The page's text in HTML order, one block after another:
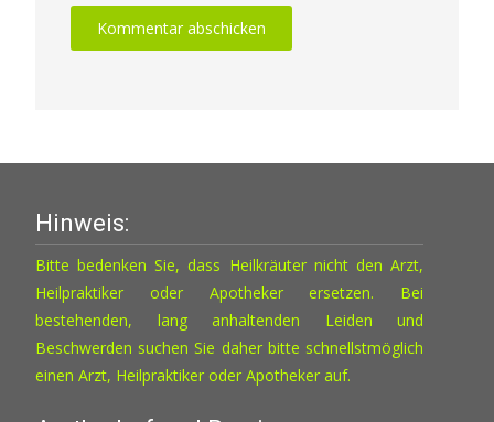
Hinweis:
Bitte bedenken Sie, dass Heilkräuter nicht den Arzt,
Heilpraktiker oder Apotheker ersetzen. Bei
bestehenden, lang anhaltenden Leiden und
Beschwerden suchen Sie daher bitte schnellstmöglich
einen Arzt, Heilpraktiker oder Apotheker auf.